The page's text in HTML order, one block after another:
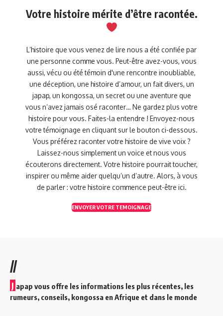
Votre histoire mérite d’être racontée.
L’histoire que vous venez de lire nous a été confiée par
une personne comme vous. Peut-être avez-vous, vous
aussi, vécu ou été témoin d'une rencontre inoubliable,
une déception, une histoire d’amour, un fait divers, un
japap, un kongossa, un secret ou une aventure que
vous n’avez jamais osé raconter… Ne gardez plus votre
histoire pour vous. Faites-la entendre ! Envoyez-nous
votre témoignage en cliquant sur le bouton ci-dessous.
Vous préférez raconter votre histoire de vive voix ?
Laissez-nous simplement un voice et nous vous
écouterons directement. Votre histoire pourrait toucher,
inspirer ou même aider quelqu’un d’autre. Alors, à vous
de parler : votre histoire commence peut-être ici.
ENVOYER VOTRE TEMOIGNAGE
//
J apap vous offre les informations les plus récentes, les
rumeurs, conseils, kongossa en Afrique et dans le monde